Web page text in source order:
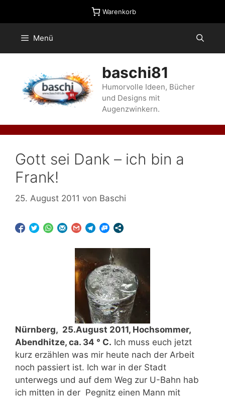
Warenkorb
Menü
baschi81
Humorvolle Ideen, Bücher
und Designs mit
Augenzwinkern.
Gott sei Dank – ich bin a
Frank!
25. August 2011 von Baschi
Nürnberg, 25.August 2011, Hochsommer,
Abendhitze, ca. 34 ° C. Ich muss euch jetzt
kurz erzählen was mir heute nach der Arbeit
noch passiert ist. Ich war in der Stadt
unterwegs und auf dem Weg zur U-Bahn hab
ich mitten in der Pegnitz einen Mann mit